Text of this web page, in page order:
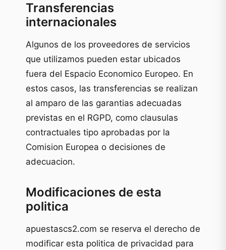
Transferencias
internacionales
Algunos de los proveedores de servicios
que utilizamos pueden estar ubicados
fuera del Espacio Economico Europeo. En
estos casos, las transferencias se realizan
al amparo de las garantias adecuadas
previstas en el RGPD, como clausulas
contractuales tipo aprobadas por la
Comision Europea o decisiones de
adecuacion.
Modificaciones de esta
politica
apuestascs2.com se reserva el derecho de
modificar esta politica de privacidad para